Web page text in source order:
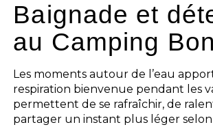
Baignade et
au Camping
Les moments autour de l’eau
respiration bienvenue pendant les
permettent de se rafraîchir, de
partager un instant plus léger selon